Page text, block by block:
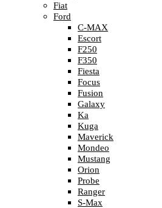
Fiat
Ford
C-MAX
Escort
F250
F350
Fiesta
Focus
Fusion
Galaxy
Ka
Kuga
Maverick
Mondeo
Mustang
Orion
Probe
Ranger
S-Max